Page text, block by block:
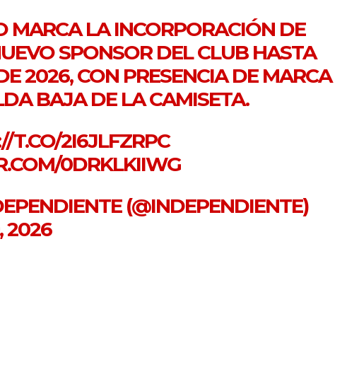
MARCA LA INCORPORACIÓN DE
SPONSOR DEL CLUB HASTA
2026, CON PRESENCIA DE MARCA
BAJA DE LA CAMISETA.
T.CO/2I6JLFZRPC
0DRKLKIIWG
(@INDEPENDIENTE)
2026